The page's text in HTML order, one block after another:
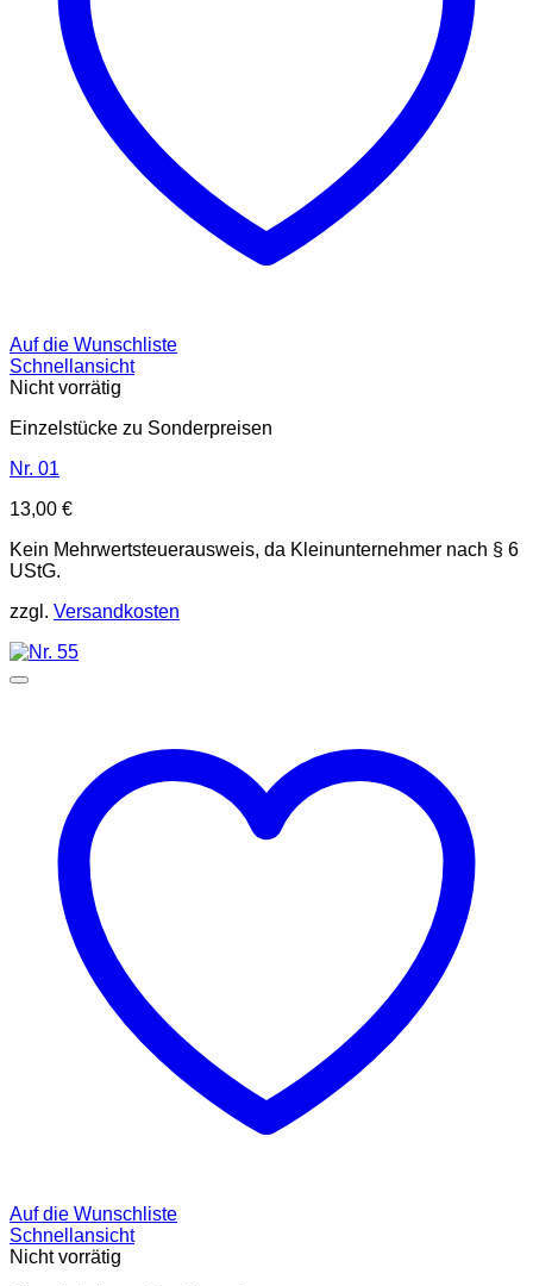
Auf die Wunschliste
Schnellansicht
Nicht vorrätig
Einzelstücke zu Sonderpreisen
Nr. 01
13,00 €
Kein Mehrwertsteuerausweis, da Kleinunternehmer nach § 6
UStG.
zzgl. Versandkosten
Auf die Wunschliste
Schnellansicht
Nicht vorrätig